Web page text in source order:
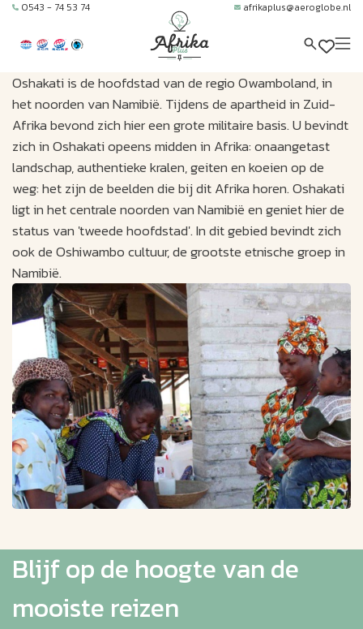
0543 - 74 53 74 afrikaplus@aeroglobe.nl
Oshakati is de hoofdstad van de regio Owamboland, in
het noorden van Namibië. Tijdens de apartheid in Zuid-
Afrika bevond zich hier een grote militaire basis. U bevindt
zich in Oshakati opeens midden in Afrika: onaangetast
landschap, authentieke kralen, geiten en koeien op de
weg: het zijn de beelden die bij dit Afrika horen. Oshakati
ligt in het centrale noorden van Namibië en geniet hier de
status van 'tweede hoofdstad'. In dit gebied bevindt zich
ook de Oshiwambo cultuur, de grootste etnische groep in
Namibië.
Blijf op de hoogte van de
mooiste reizen